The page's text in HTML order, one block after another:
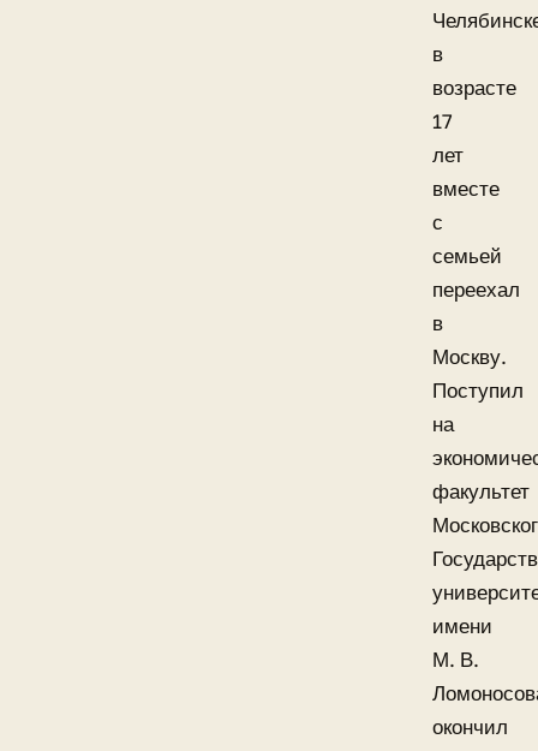
в
возрасте
17
лет
вместе
с
семьей
переехал
в
Москву.
Поступил
на
факультет
имени
М. В.
окончил